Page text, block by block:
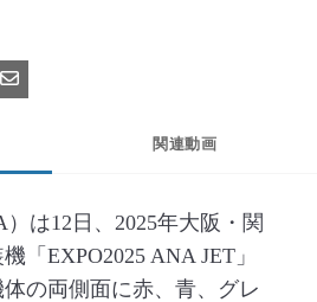
で共有
電子メールで共有
関連動画
は12日、2025年大阪・関
「EXPO2025 ANA JET」
の両側面に赤、青、グレ